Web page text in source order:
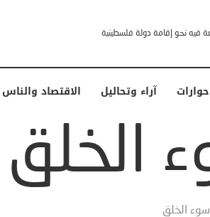
حوارات آراء وتحاليل الاقتصاد والناس
سوء الخلق